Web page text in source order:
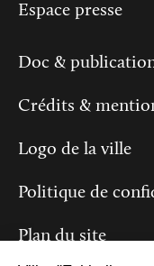
Espace presse
Doc &
Crédits &
Logo de la ville
Politique de
Plan du site